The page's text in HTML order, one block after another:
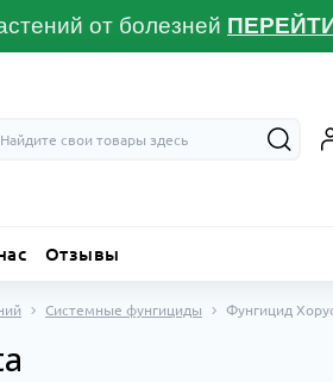
от болезней
Отзывы
Системные фунгициды Фунгицид